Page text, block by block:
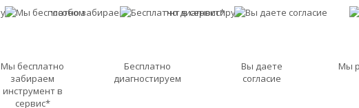
Мы бесплатно
забираем
инструмент в
сервис*
Бесплатно
диагностируем
Вы даете
согласие
Мы